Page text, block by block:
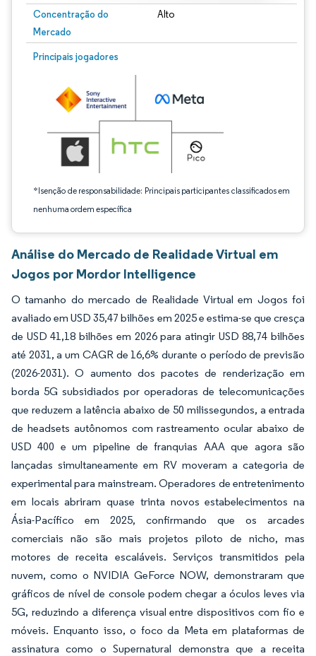
Concentração do
Mercado
Alto
Principais jogadores
*Isenção de responsabilidade: Principais participantes classificados em
nenhuma ordem específica
Imagem © Mordor Intelligence. O reuso requer atribuição conforme CC BY 4.0.
Análise do Mercado de Realidade Virtual em
Jogos por Mordor Intelligence
O tamanho do mercado de Realidade Virtual em Jogos foi
avaliado em USD 35,47 bilhões em 2025 e estima-se que cresça
de USD 41,18 bilhões em 2026 para atingir USD 88,74 bilhões
até 2031, a um CAGR de 16,6% durante o período de previsão
(2026-2031). O aumento dos pacotes de renderização em
borda 5G subsidiados por operadoras de telecomunicações
que reduzem a latência abaixo de 50 milissegundos, a entrada
de headsets autônomos com rastreamento ocular abaixo de
USD 400 e um pipeline de franquias AAA que agora são
lançadas simultaneamente em RV moveram a categoria de
experimental para mainstream. Operadores de entretenimento
em locais abriram quase trinta novos estabelecimentos na
Ásia-Pacífico em 2025, confirmando que os arcades
comerciais não são mais projetos piloto de nicho, mas
motores de receita escaláveis. Serviços transmitidos pela
nuvem, como o NVIDIA GeForce NOW, demonstraram que
gráficos de nível de console podem chegar a óculos leves via
5G, reduzindo a diferença visual entre dispositivos com fio e
móveis. Enquanto isso, o foco da Meta em plataformas de
assinatura como o Supernatural demonstra que a receita